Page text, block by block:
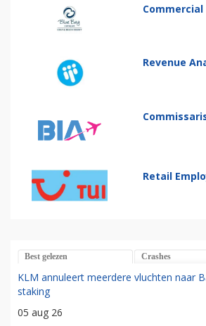
Revenue
Retail
Best gelezen Crashes
KLM annuleert meerdere vluchten naar
staking
05 aug 26